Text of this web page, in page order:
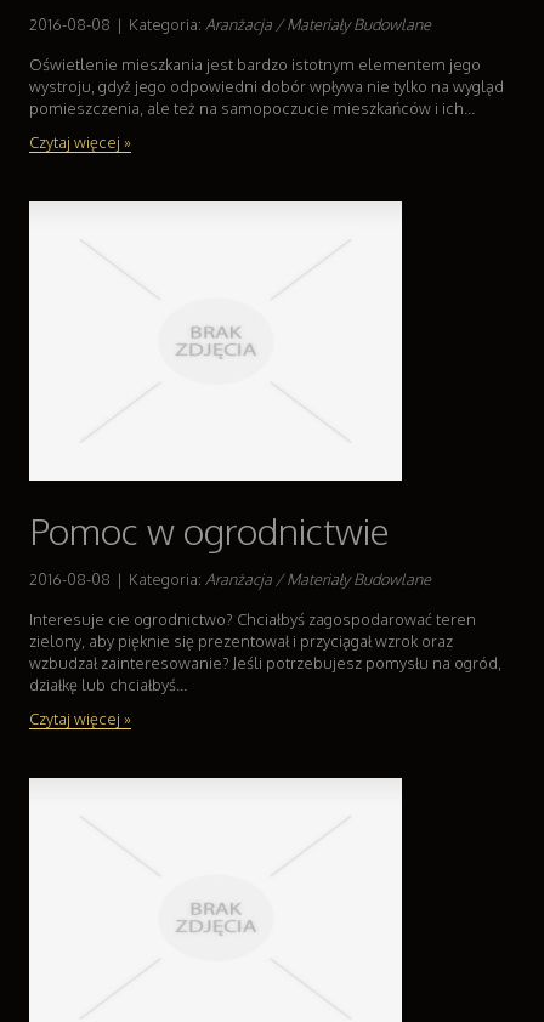
2016-08-08 | Kategoria: Aranżacja / Materiały Budowlane
Oświetlenie mieszkania jest bardzo istotnym elementem jego
wystroju, gdyż jego odpowiedni dobór wpływa nie tylko na wygląd
pomieszczenia, ale też na samopoczucie mieszkańców i ich...
Czytaj więcej »
Pomoc w ogrodnictwie
2016-08-08 | Kategoria: Aranżacja / Materiały Budowlane
Interesuje cie ogrodnictwo? Chciałbyś zagospodarować teren
zielony, aby pięknie się prezentował i przyciągał wzrok oraz
wzbudzał zainteresowanie? Jeśli potrzebujesz pomysłu na ogród,
działkę lub chciałbyś...
Czytaj więcej »